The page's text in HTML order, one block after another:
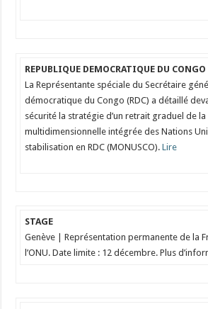
REPUBLIQUE DEMOCRATIQUE DU CONGO
La Représentante spéciale du Secrétaire
démocratique du Congo (RDC) a détaillé
sécurité la stratégie d’un retrait graduel de la
multidimensionnelle intégrée des Nations
stabilisation en RDC (MONUSCO). Lire
STAGE
Genève | Représentation permanente de la
l’ONU. Date limite : 12 décembre. Plus